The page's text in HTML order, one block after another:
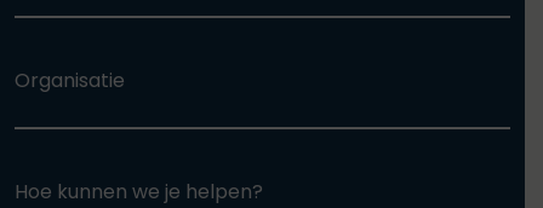
Organisatie
Hoe kunnen we je helpen?